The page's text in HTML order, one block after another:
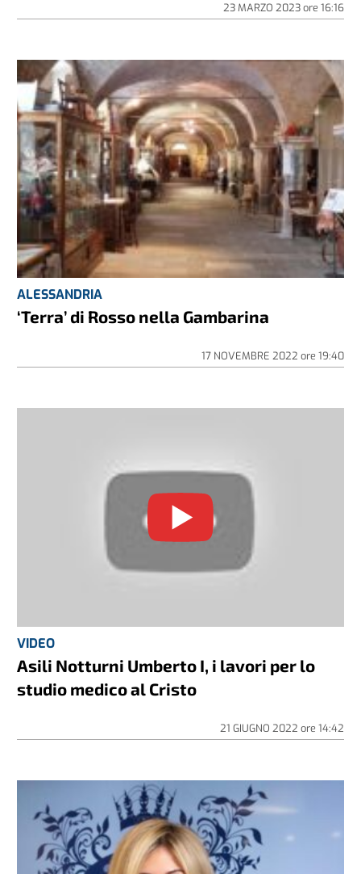
23 MARZO 2023ore 16:16
ALESSANDRIA
‘Terra’ di Rosso nella Gambarina
17 NOVEMBRE 2022 ore 19:40
VIDEO
Asili Notturni Umberto I, i lavori per lo
studio medico al Cristo
21 GIUGNO 2022 ore 14:42